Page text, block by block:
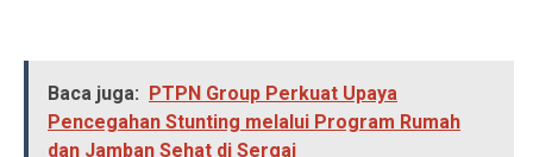
Baca juga: PTPN Group Perkuat Upaya
Pencegahan Stunting melalui Program Rumah
dan Jamban Sehat di Sergai